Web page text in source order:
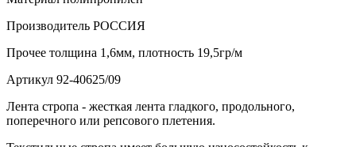
Производитель РОССИЯ
Прочее толщина 1,6мм, плотность 19,5гр/м
Артикул 92-40625/09
Лента стропа - жесткая лента гладкого, продольного,
поперечного или репсового плетения.